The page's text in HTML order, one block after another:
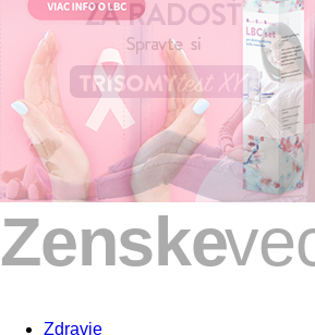
Zdravie